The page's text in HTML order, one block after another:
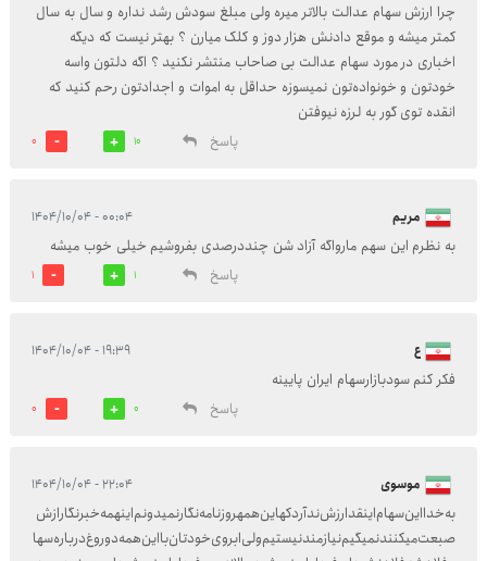
چرا ارزش سهام عدالت بالاتر میره ولی مبلغ سودش رشد نداره و سال به سال
کمتر میشه و موقع دادنش هزار دوز و کلک میارن ؟ بهتر نیست که دیگه
اخباری در مورد سهام عدالت بی صاحاب منتشر نکنید ؟ اگه دلتون واسه
خودتون و خونواده‌تون نمیسوزه حداقل به اموات و اجدادتون رحم کنید که
انقده توی گور به لرزه نیوفتن
پاسخ
10
0
مریم ۰۰:۰۴ - ۱۴۰۴/۱۰/۰۴
به نظرم این سهم مارواگه آزاد شن چنددرصدی بفروشیم خیلی خوب میشه
پاسخ
1
1
ع ۱۹:۳۹ - ۱۴۰۴/۱۰/۰۴
فکر کنم سودبازارسهام ایران پایینه
پاسخ
0
0
موسوی ۲۲:۰۴ - ۱۴۰۴/۱۰/۰۴
به‌خدا‌این‌سهام‌اینقد‌ارزش‌ندآرد‌کهاین‌همهروزنامه‌نگار‌نمیدونم‌اینهمه‌خبرنگار‌ازش‌
صبعت‌میکنند‌نمیگیم‌نیاز‌مند‌نیستیم‌ولی‌ابروی‌خودتان‌‌بااین‌همه‌دوروغ‌درباره‌سها